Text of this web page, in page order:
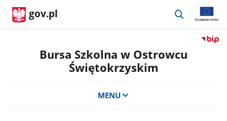
gov.pl
przejdź
Przejdź
Bursa Szkolna w Ostrowcu
Świętokrzyskim
MENU